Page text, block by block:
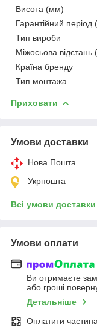
Висота (мм)
Гарантійний період
Тип вироби
Міжосьова
Країна бренду
Тип монтажа
Приховати
Умови доставки
Нова Пошта
Укрпошта
Всі умови доставки
Умови оплати
Ви отримаєте
або гроші
Детальніше
Оплатити